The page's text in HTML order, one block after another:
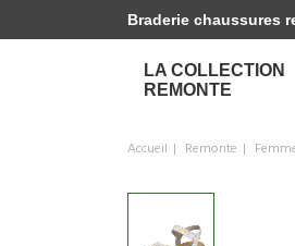
Braderie chaussures
LA COLLECTION
REMONTE
Accueil Remonte